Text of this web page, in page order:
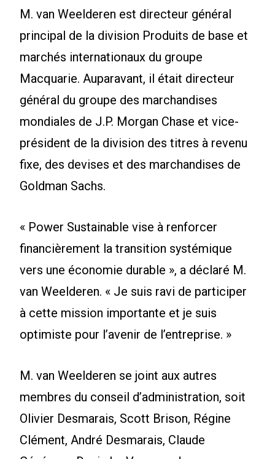
M. van Weelderen est directeur général
principal de la division Produits de base et
marchés internationaux du groupe
Macquarie. Auparavant, il était directeur
général du groupe des marchandises
mondiales de J.P. Morgan Chase et vice-
président de la division des titres à revenu
fixe, des devises et des marchandises de
Goldman Sachs.
« Power Sustainable vise à renforcer
financièrement la transition systémique
vers une économie durable », a déclaré M.
van Weelderen. « Je suis ravi de participer
à cette mission importante et je suis
optimiste pour l’avenir de l’entreprise. »
M. van Weelderen se joint aux autres
membres du conseil d’administration, soit
Olivier Desmarais, Scott Brison, Régine
Clément, André Desmarais, Claude